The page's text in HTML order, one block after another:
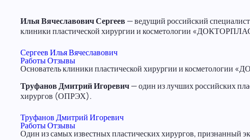
Илья Вячеславович Сергеев — ведущий российский
клиники пластической хирургии и косметологии
Сергеев Илья Вячеславович
РаботыОтзывы
Основатель клиники пластической хирургии и
Труфанов Дмитрий Игоревич— один из лучших российских
хирургов (ОПРЭХ).
Труфанов Дмитрий Игоревич
РаботыОтзывы
Один из самых известных пластических хирургов, признанный